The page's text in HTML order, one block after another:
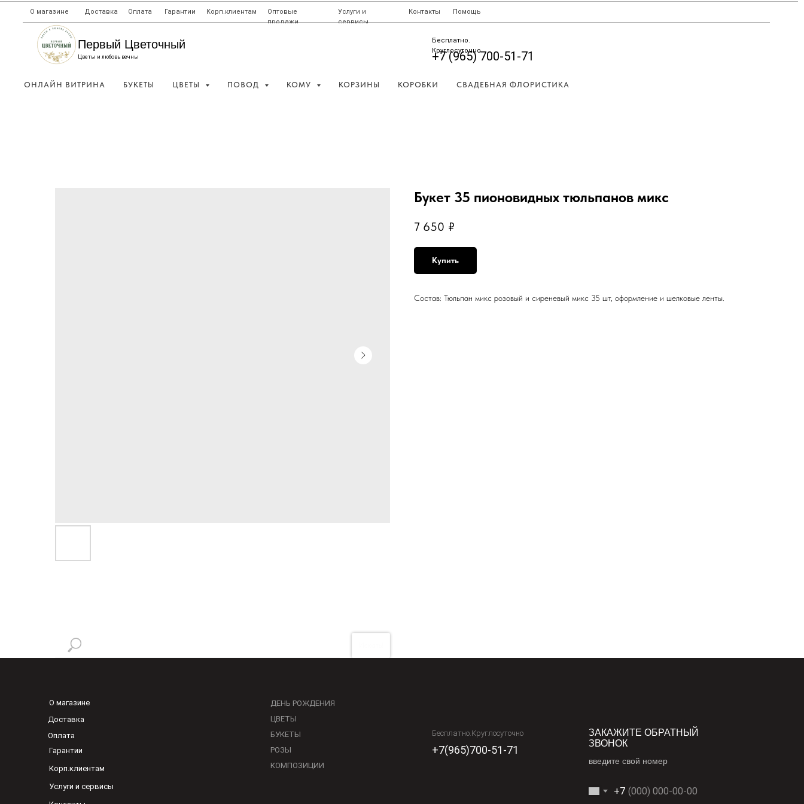
О магазине Доставка Оплата Гарантии Корп.клиентам
Услуги и
сервисы
Контакты Помощь
Оптовые
продажи
Первый Цветочный
Цветы и любовь вечны
Бесплатно.
Круглосуточно
+7 (965) 700-51-71
ОНЛАЙН ВИТРИНА БУКЕТЫ ЦВЕТЫ ПОВОД КОМУ КОРЗИНЫ КОРОБКИ СВАДЕБНАЯ ФЛОРИСТИКА
Букет 35 пионовидных тюльпанов микс
7 650 ₽
Купить
Состав: Тюльпан микс розовый и сиреневый микс 35 шт, оформление и шелковые ленты.
Бесплатно.Круглосуточно
+7(965)700-51-71
О магазине
Оплата
Доставка
Гарантии
Корп.клиентам
Услуги и сервисы
ДЕНЬ РОЖДЕНИЯ
ЦВЕТЫ
БУКЕТЫ
РОЗЫ
КОМПОЗИЦИИ
ЗАКАЖИТЕ ОБРАТНЫЙ
ЗВОНОК
введите свой номер
+7